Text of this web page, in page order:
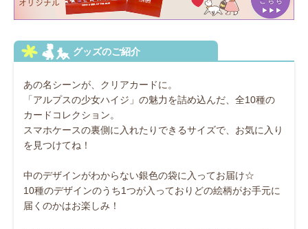
あの名シーンが、クリアカードに。
「アルプスの少女ハイジ」の魅力を詰め込んだ、全10種の
カードコレクション。
スマホケースの裏側に入れたりできるサイズで、お気に入り
を見つけてね！
中のデザインがわからない銀色の袋に入ってお届け☆
10種のデザインのうち1つが入っておりどの絵柄がお手元に
届くのかはお楽しみ！